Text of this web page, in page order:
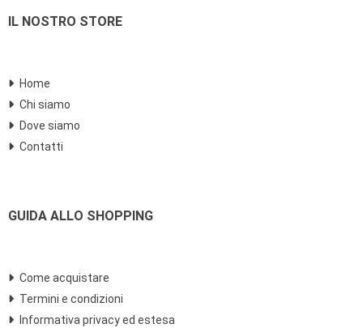
IL NOSTRO STORE
Home
Chi siamo
Dove siamo
Contatti
GUIDA ALLO SHOPPING
Come acquistare
Termini e condizioni
Informativa privacy ed estesa